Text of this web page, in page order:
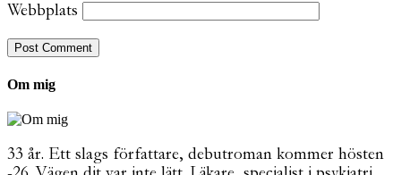
Webbplats
Om mig
33 år. Ett slags författare, debutroman kommer hösten